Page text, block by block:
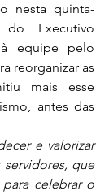
nesta quinta-
Executivo
à equipe pelo
reorganizar as
mais esse
antes das
e valorizar
que
celebrar o